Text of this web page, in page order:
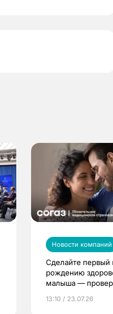
Новости компаний
Сделайте первый
рождению
малыша —
по ОМС!
13:10 / 23.07.26